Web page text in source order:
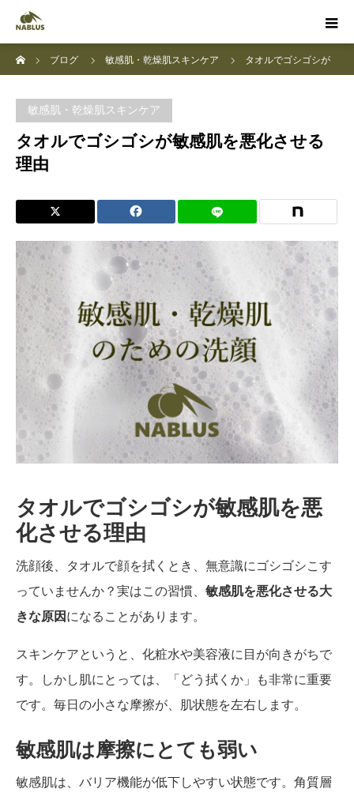
ブログ
敏感肌・乾燥肌スキンケア タオルでゴシゴシが
敏感肌・乾燥肌スキンケア
タオルでゴシゴシが敏感肌を悪化させる
理由
タオルでゴシゴシが敏感肌を悪
化させる理由
洗顔後、タオルで顔を拭くとき、無意識にゴシゴシこす
っていませんか？実はこの習慣、 敏感肌を悪化させる大
きな原因 になることがあります。
スキンケアというと、化粧水や美容液に目が向きがちで
す。しかし肌にとっては、「どう拭くか」も非常に重要
です。毎日の小さな摩擦が、肌状態を左右します。
敏感肌は摩擦にとても弱い
敏感肌は、バリア機能が低下しやすい状態です。角質層